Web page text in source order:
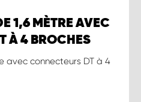
1,6 MÈTRE AVEC
À 4 BROCHES
avec connecteurs DT à 4